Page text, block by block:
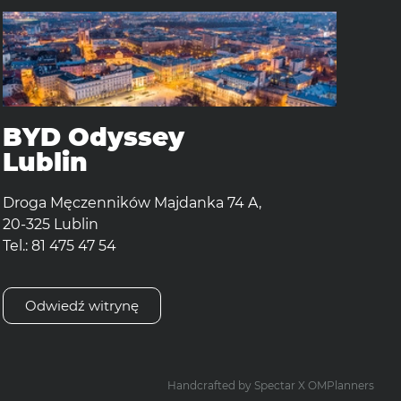
BYD Odyssey
Lublin
Droga Męczenników Majdanka 74 A,
20-325 Lublin
Tel.: 81 475 47 54
Odwiedź witrynę
Handcrafted by Spectar X OMPlanners